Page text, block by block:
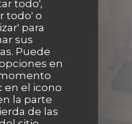
todo',
todo' o
para
sus
Puede
en
en el icono
la parte
de las
nueva ventana))
en una nueva
et "Vin/20"